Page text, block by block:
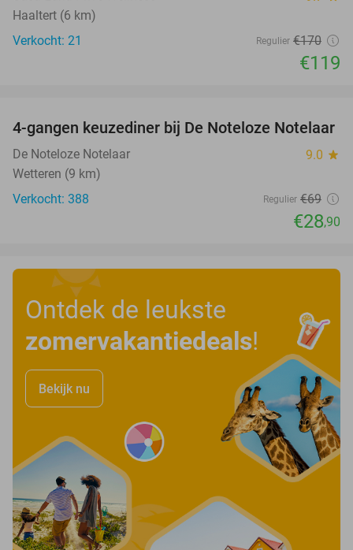
Haaltert (6 km)
Verkocht: 21
Regulier €170
€119
58%
4-gangen keuzediner bij De Noteloze Notelaar
De Noteloze Notelaar 9.0 star
Wetteren (9 km)
Verkocht: 388
Regulier €69
€28,90
Ontdek de leukste
zomervakantiedeals!
Bekijk nu